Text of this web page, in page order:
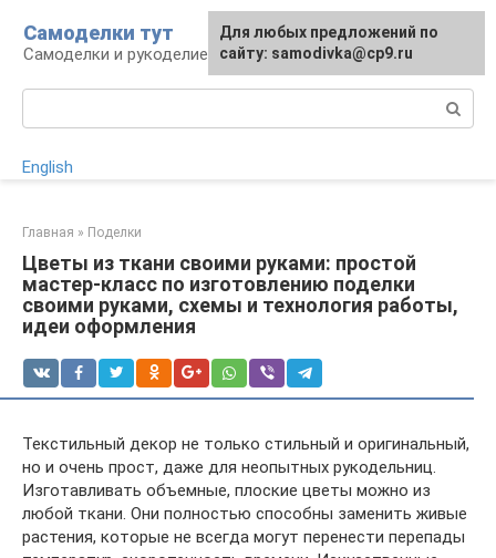
контенту
Самоделки тут
Самоделки и рукоделие для дома и участка
English
Главная » Поделки
Цветы из ткани своими руками: простой
мастер-класс по изготовлению поделки
своими руками, схемы и технология работы,
идеи оформления
Текстильный декор не только стильный и оригинальный,
но и очень прост, даже для неопытных рукодельниц.
Изготавливать объемные, плоские цветы можно из
любой ткани. Они полностью способны заменить живые
растения, которые не всегда могут перенести перепады
Для любых предложений по
сайту: samodivka@cp9.ru